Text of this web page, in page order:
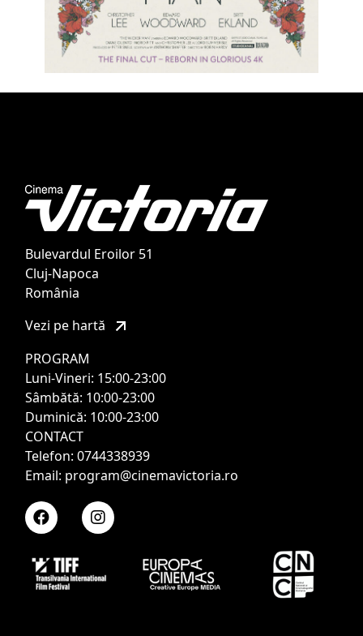
Bulevardul Eroilor 51
Cluj-Napoca
România
Vezi pe hartă
PROGRAM
Luni-Vineri: 15:00-23:00
Sâmbătă: 10:00-23:00
Duminică: 10:00-23:00
CONTACT
Telefon: 0744338939
Email: program@cinemavictoria.ro